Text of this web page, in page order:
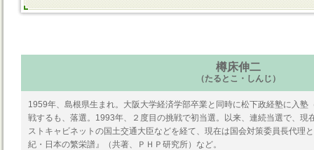
樽床伸二
（たるとこ・しんじ）
1959年、島根県生まれ。大阪大学経済学部卒業と同時に松下政経塾に入塾
戦するも、落選。1993年、２度目の挑戦で初当選。以来、連続当選で、現
ストキャビネットの国土交通大臣などを経て、現在は国会対策委員長代理
紀・日本の繁栄譜』（共著、ＰＨＰ研究所）など。